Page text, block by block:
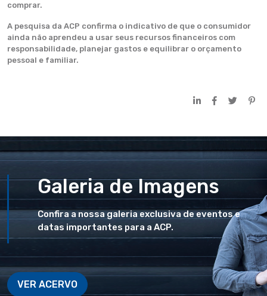
comprar.
A pesquisa da ACP confirma o indicativo de que o consumidor
ainda não aprendeu a usar seus recursos financeiros com
responsabilidade, planejar gastos e equilibrar o orçamento
pessoal e familiar.
Galeria de Imagens
Confira a nossa galeria exclusiva de eventos e
datas importantes para a ACP.
VER ACERVO